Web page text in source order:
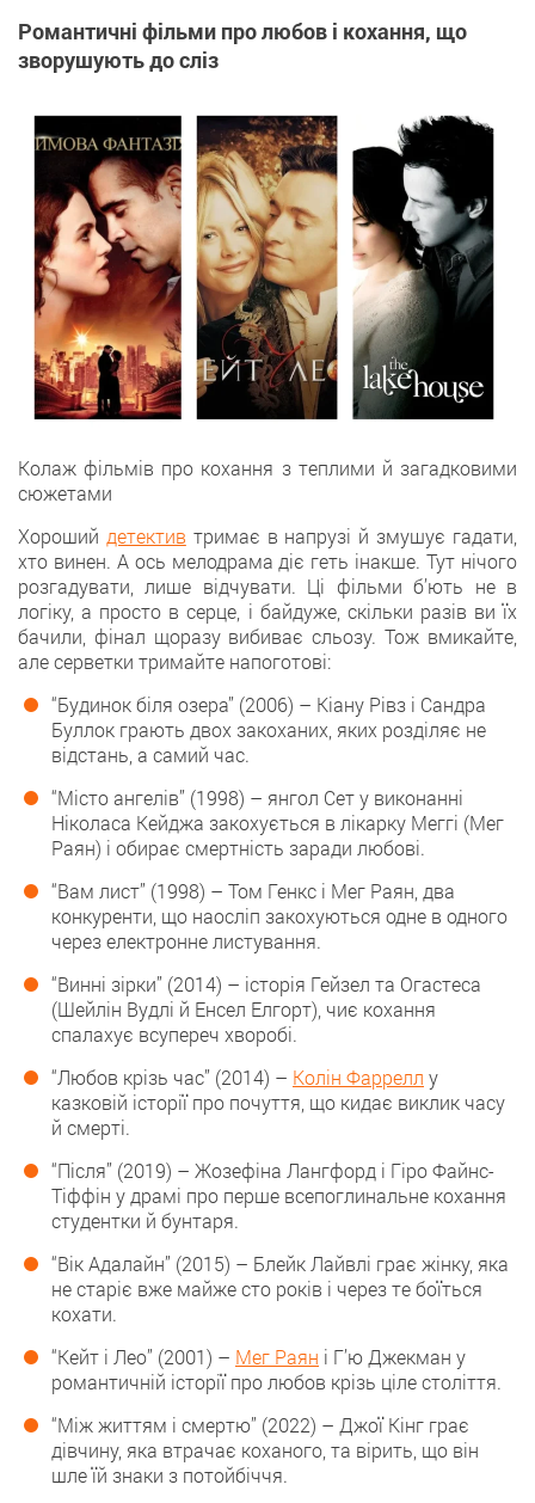
Романтичні фільми про любов і кохання, що
зворушують до сліз
Колаж фільмів про кохання з теплими й загадковими
сюжетами
Хороший детектив тримає в напрузі й змушує гадати,
хто винен. А ось мелодрама діє геть інакше. Тут нічого
розгадувати, лише відчувати. Ці фільми б’ють не в
логіку, а просто в серце, і байдуже, скільки разів ви їх
бачили, фінал щоразу вибиває сльозу. Тож вмикайте,
але серветки тримайте напоготові:
“Будинок біля озера” (2006) – Кіану Рівз і Сандра
Буллок грають двох закоханих, яких розділяє не
відстань, а самий час.
“Місто ангелів” (1998) – янгол Сет у виконанні
Ніколаса Кейджа закохується в лікарку Меггі (Мег
Раян) і обирає смертність заради любові.
“Вам лист” (1998) – Том Генкс і Мег Раян, два
конкуренти, що наосліп закохуються одне в одного
через електронне листування.
“Винні зірки” (2014) – історія Гейзел та Огастеса
(Шейлін Вудлі й Енсел Елгорт), чиє кохання
спалахує всупереч хворобі.
“Любов крізь час” (2014) – Колін Фаррелл у
казковій історії про почуття, що кидає виклик часу
й смерті.
“Після” (2019) – Жозефіна Лангфорд і Гіро Файнс-
Тіффін у драмі про перше всепоглинальне кохання
студентки й бунтаря.
“Вік Адалайн” (2015) – Блейк Лайвлі грає жінку, яка
не старіє вже майже сто років і через те боїться
кохати.
“Кейт і Лео” (2001) – Мег Раян і Г’ю Джекман у
романтичній історії про любов крізь ціле століття.
“Між життям і смертю” (2022) – Джої Кінг грає
дівчину, яка втрачає коханого, та вірить, що він
шле їй знаки з потойбіччя.